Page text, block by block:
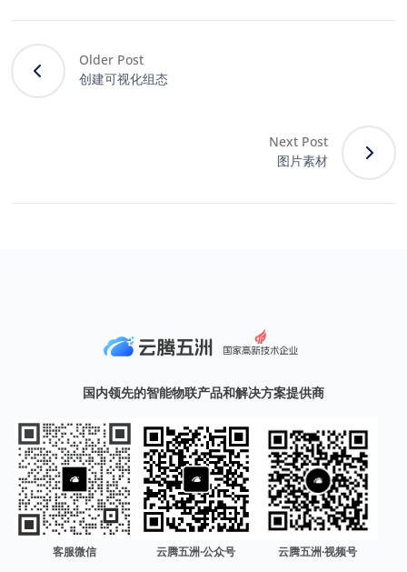
Older Post
创建可视化组态
Next Post
图片素材
国内领先的智能物联产品和解决方案提供商
客服微信 云腾五洲·公众号 云腾五洲·视频号